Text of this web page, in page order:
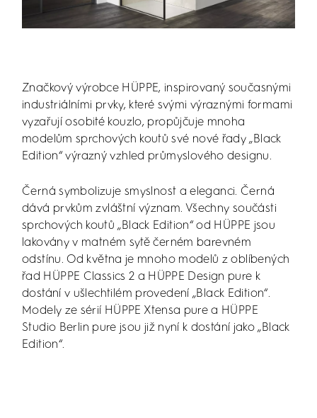
Značkový výrobce HÜPPE, inspirovaný současnými
industriálními prvky, které svými výraznými formami
vyzařují osobité kouzlo, propůjčuje mnoha
modelům sprchových koutů své nové řady „Black
Edition“ výrazný vzhled průmyslového designu.
Černá symbolizuje smyslnost a eleganci. Černá
dává prvkům zvláštní význam. Všechny součásti
sprchových koutů „Black Edition“ od HÜPPE jsou
lakovány v matném sytě černém barevném
odstínu. Od května je mnoho modelů z oblíbených
řad HÜPPE Classics 2 a HÜPPE Design pure k
dostání v ušlechtilém provedení „Black Edition“.
Modely ze sérií HÜPPE Xtensa pure a HÜPPE
Studio Berlin pure jsou již nyní k dostání jako „Black
Edition“.